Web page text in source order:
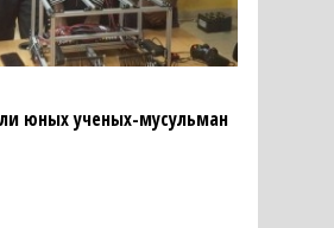
юных ученых-мусульман